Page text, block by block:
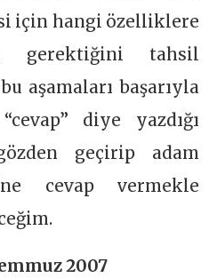
için hangi özelliklere
gerektiğini tahsil
aşamaları başarıyla
diye yazdığı
geçirip adam
cevap vermekle
2007